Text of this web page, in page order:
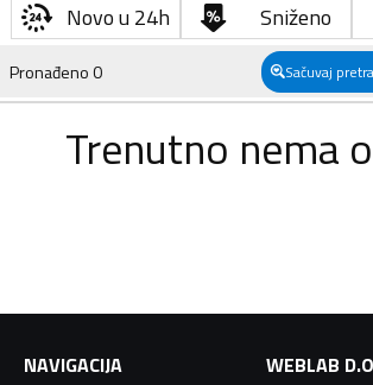
Novo u 24h Sniženo
Pronađeno0 Sačuvaj
Trenutno nema
NAVIGACIJA
WEBLAB